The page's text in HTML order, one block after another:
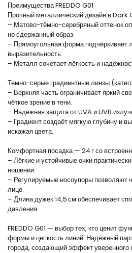
Преимущества FREDDO G01
Прочный металлический дизайн в Dark
– Матово-тёмно-серебряный оттенок
но сдержанный образ.
– Прямоугольная форма подчёркивает
выразительность.
– Металл сочетает лёгкость и
Темно-серые градиентные линзы
– Верхняя часть ограничивает яркий
чёткое зрение в тени.
– Надёжная защита от UVA и UVB
– Градиент создаёт мягкую глубину и
искажая цвета.
Комфортная посадка — 24 г со
– Лёгкие и устойчивые очки
ношении.
– Регулируемые носоупоры позволяют
лицо.
– Длина дужек 14,5 см обеспечивает
давления.
FREDDO G01 — выбор тех, кто ценит
формы и цепкость линий. Надёжный
города, создающий эффект уверенного